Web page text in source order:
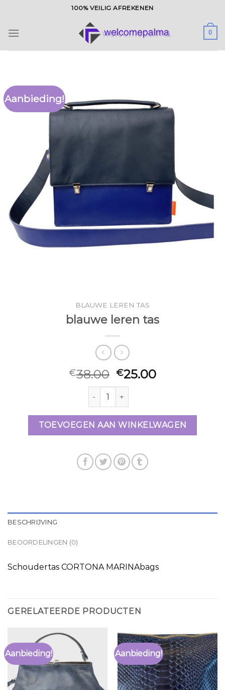
inhoud
100% VEILIG AFREKENEN
0
Aanbieding!
BLAUWE LEREN TAS
blauwe leren tas
€38.00 €25.00
blauwe leren tas aantal
TOEVOEGEN AAN WINKELWAGEN
BESCHRIJVING
BEOORDELINGEN (0)
Schoudertas CORTONA MARINAbags
GERELATEERDE PRODUCTEN
Aanbieding! Aanbieding!